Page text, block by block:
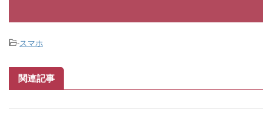
-スマホ
関連記事